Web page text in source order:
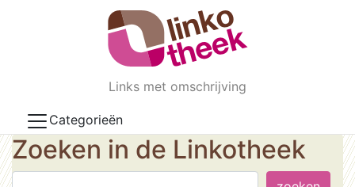
Skip to main content
Links met omschrijving
Categorieën
Zoeken in de Linkotheek